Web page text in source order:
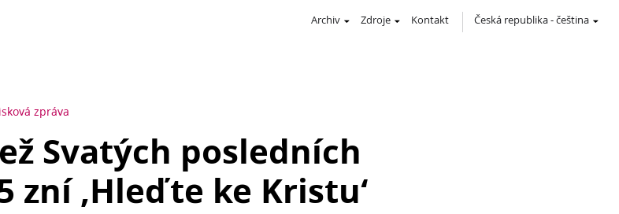
Archiv Zdroje Kontakt Česká republika-čeština
zpráva
Svatých posledních
zní ‚Hleďte ke Kristu‘